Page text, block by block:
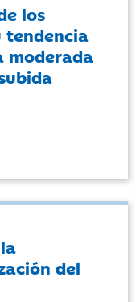
los
tendencia
moderada
del